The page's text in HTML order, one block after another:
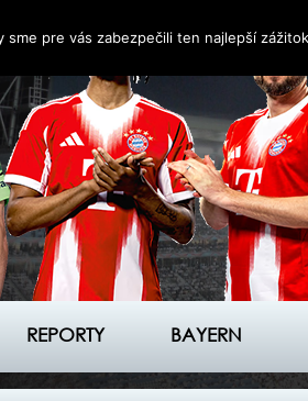
REPORTY BAYERN
sme pre vás zabezpečili ten najlepší